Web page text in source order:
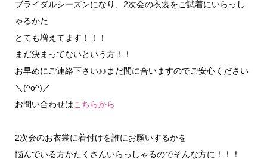
ブライダルシーズンになり、2次会の衣裳をご試着にいらっし
ゃるかた
とても増えてます！！！
まだ決まってないという方！！
お早めにご連絡下さい♪♪まだ間に合いますのでご安心ください
＼(^o^)／
お問い合わせはこちらから
2次会のお衣裳に着付けを誰にお願いするかを
悩んでいる方がたくさんいらっしゃるのでそんな方に！！！